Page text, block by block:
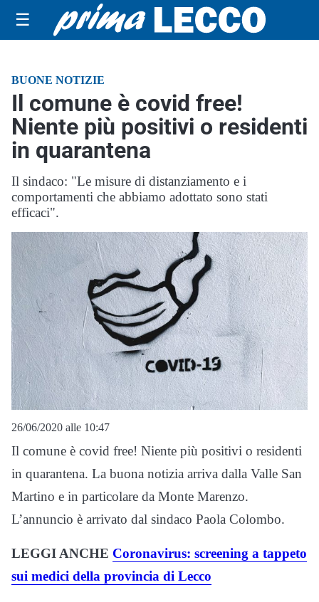
☰
BUONE NOTIZIE
Il comune è covid free!
Niente più positivi o residenti
in quarantena
Il sindaco: "Le misure di distanziamento e i
comportamenti che abbiamo adottato sono stati
efficaci".
26/06/2020 alle 10:47
Il comune è covid free! Niente più positivi o residenti
in quarantena. La buona notizia arriva dalla Valle San
Martino e in particolare da Monte Marenzo.
L’annuncio è arrivato dal sindaco Paola Colombo.
LEGGI ANCHE Coronavirus: screening a tappeto
sui medici della provincia di Lecco